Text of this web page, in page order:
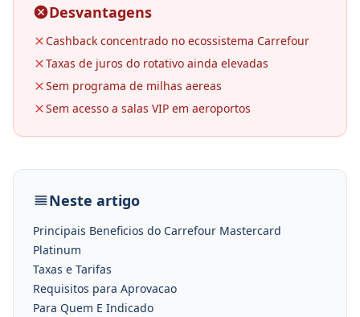
Desvantagens
Cashback concentrado no ecossistema Carrefour
Taxas de juros do rotativo ainda elevadas
Sem programa de milhas aereas
Sem acesso a salas VIP em aeroportos
Neste artigo
Principais Beneficios do Carrefour Mastercard
Platinum
Taxas e Tarifas
Requisitos para Aprovacao
Para Quem E Indicado